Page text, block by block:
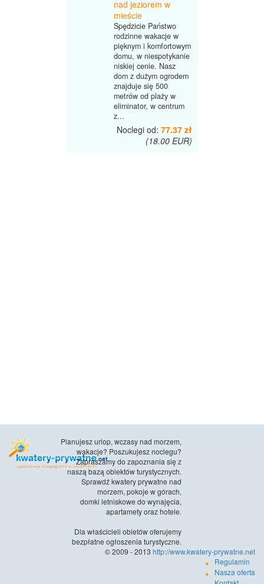
nad jeziorem w
mieście
Spędzicie Państwo
rodzinne wakacje w
pięknym i komfortowym
domu, w niespotykanie
niskiej cenie. Nasz
dom z dużym ogrodem
znajduje się 500
metrów od plaży w
eliminator, w centrum
z...
Noclegi od: 77.37 zł
(18.00 EUR)
Planujesz urlop, wczasy nad morzem,
wakacje? Poszukujesz noclegu?
Zapraszamy do zapoznania się z
naszą bazą obiektów turystycznych.
Sprawdź kwatery prywatne nad
morzem, pokoje w górach,
domki letniskowe do wynajęcia,
apartamety oraz hotele.
Dla właścicieli obietów oferujemy
bezpłatne ogłoszenia turystyczne.
© 2009 - 2013 http://www.kwatery-prywatne.net
Regulamin
Nasza oferta